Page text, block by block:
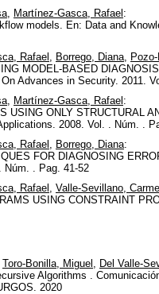
, Martínez-Gasca, Rafael :
models. En: Data and
Rafael , Borrego, Diana,
MODEL-BASED
Advances in Security. 2011.
, Martínez-Gasca, Rafael :
USING ONLY STRUCTURAL
2008. Vol. . Núm. .
Rafael , Borrego, Diana:
FOR DIAGNOSING
Núm. . Pag. 41-52
Rafael , Valle-Sevillano,
USING CONSTRAINT
Toro-Bonilla, Miguel , Del Valle-
Algorithms .
2020